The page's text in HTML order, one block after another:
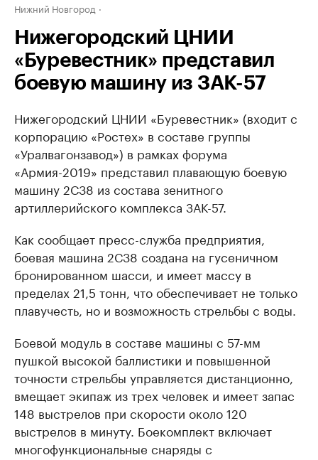
Нижний Новгород
Нижегородский ЦНИИ
«Буревестник» представил
боевую машину из ЗАК-57
Нижегородский ЦНИИ «Буревестник» (входит с
корпорацию «Ростех» в составе группы
«Уралвагонзавод») в рамках форума
«Армия-2019» представил плавающую боевую
машину 2С38 из состава зенитного
артиллерийского комплекса ЗАК-57.
Как сообщает пресс-служба предприятия,
боевая машина 2С38 создана на гусеничном
бронированном шасси, и имеет массу в
пределах 21,5 тонн, что обеспечивает не только
плавучесть, но и возможность стрельбы с воды.
Боевой модуль в составе машины с 57-мм
пушкой высокой баллистики и повышенной
точности стрельбы управляется дистанционно,
вмещает экипаж из трех человек и имеет запас
148 выстрелов при скорости около 120
выстрелов в минуту. Боекомплект включает
многофункциональные снаряды с